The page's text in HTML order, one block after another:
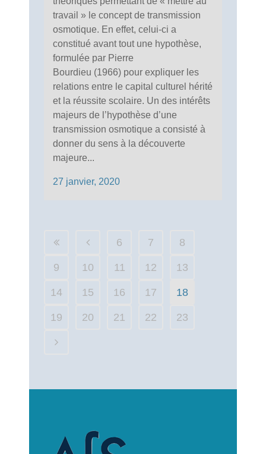
travail » le concept de transmission
osmotique. En effet, celui-ci a
constitué avant tout une hypothèse,
formulée par Pierre
Bourdieu (1966) pour expliquer les
relations entre le capital culturel hérité
et la réussite scolaire. Un des intérêts
majeurs de l’hypothèse d’une
transmission osmotique a consisté à
donner du sens à la découverte
majeure...
27 janvier, 2020
6 7 8
9 10 11 12 13
14 15 16 17 18
19 20 21 22 23